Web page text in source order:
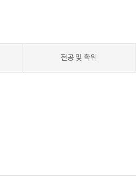
전공 및 학위